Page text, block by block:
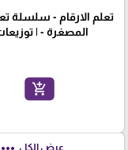
تعلم الارقام - سلسلة
المصغرة - |
add_shopping_cart